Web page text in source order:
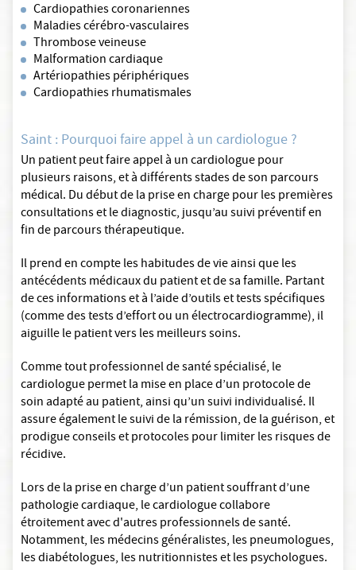
Cardiopathies coronariennes
Maladies cérébro-vasculaires
Thrombose veineuse
Malformation cardiaque
Artériopathies périphériques
Cardiopathies rhumatismales
Saint : Pourquoi faire appel à un cardiologue ?
Un patient peut faire appel à un cardiologue pour
plusieurs raisons, et à différents stades de son parcours
médical. Du début de la prise en charge pour les premières
consultations et le diagnostic, jusqu’au suivi préventif en
fin de parcours thérapeutique.
Il prend en compte les habitudes de vie ainsi que les
antécédents médicaux du patient et de sa famille. Partant
de ces informations et à l’aide d’outils et tests spécifiques
(comme des tests d’effort ou un électrocardiogramme), il
aiguille le patient vers les meilleurs soins.
Comme tout professionnel de santé spécialisé, le
cardiologue permet la mise en place d’un protocole de
soin adapté au patient, ainsi qu’un suivi individualisé. Il
assure également le suivi de la rémission, de la guérison, et
prodigue conseils et protocoles pour limiter les risques de
récidive.
Lors de la prise en charge d’un patient souffrant d’une
pathologie cardiaque, le cardiologue collabore
étroitement avec d'autres professionnels de santé.
Notamment, les médecins généralistes, les pneumologues,
les diabétologues, les nutritionnistes et les psychologues.